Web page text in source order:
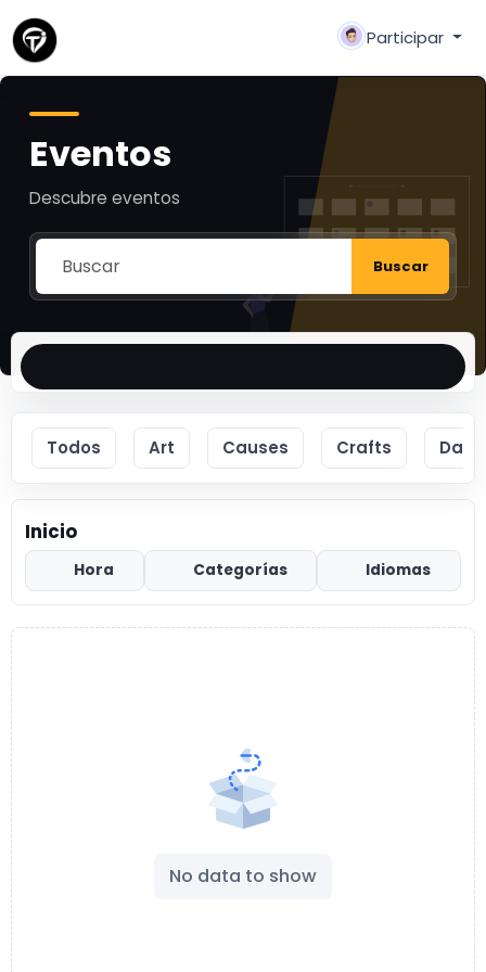
Participar
Eventos
Descubre eventos
Buscar
Todos Art Causes Crafts
Inicio
Hora Categorías Idiomas
No data to show